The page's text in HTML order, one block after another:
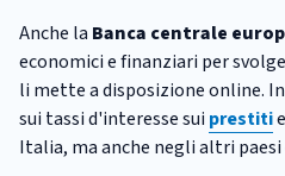
Anche la Banca centrale
economici e finanziari per
li mette a disposizione online.
sui tassi d'interesse sui prestiti
Italia, ma anche negli altri